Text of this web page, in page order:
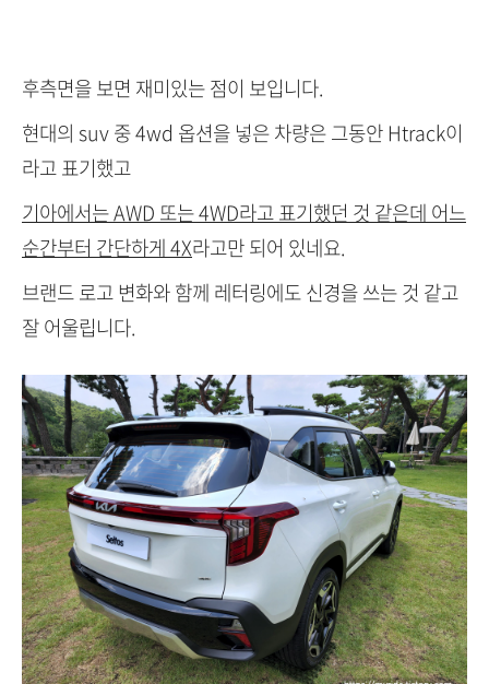
후측면을 보면 재미있는 점이 보입니다.
현대의 suv 중 4wd 옵션을 넣은 차량은 그동안 Htrack이
라고 표기했고
기아에서는 AWD 또는 4WD라고 표기했던 것 같은데 어느
순간부터 간단하게 4X라고만 되어 있네요.
브랜드 로고 변화와 함께 레터링에도 신경을 쓰는 것 같고
잘 어울립니다.